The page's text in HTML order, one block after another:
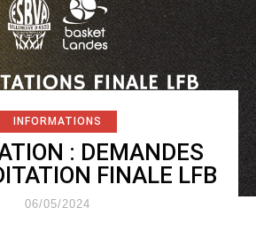
INFORMATIONS
: DEMANDES
FINALE LFB
06/05/2024